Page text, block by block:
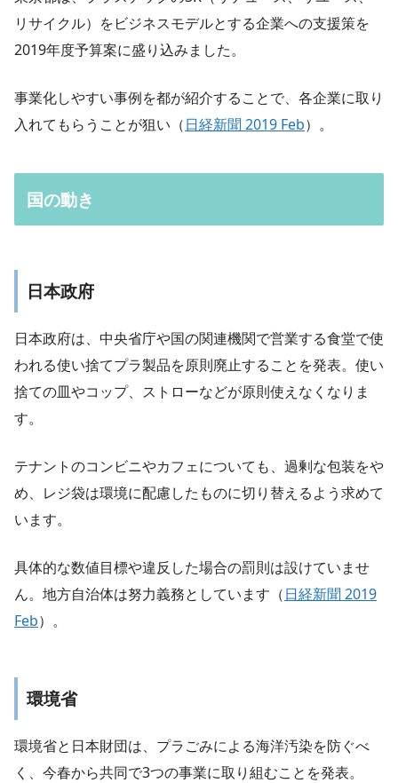
リサイクル）をビジネスモデルとする企業への支援策を
2019年度予算案に盛り込みました。
事業化しやすい事例を都が紹介することで、各企業に取り
入れてもらうことが狙い（日経新聞 2019 Feb）。
国の動き
日本政府
日本政府は、中央省庁や国の関連機関で営業する食堂で使
われる使い捨てプラ製品を原則廃止することを発表。使い
捨ての皿やコップ、ストローなどが原則使えなくなりま
す。
テナントのコンビニやカフェについても、過剰な包装をや
め、レジ袋は環境に配慮したものに切り替えるよう求めて
います。
具体的な数値目標や違反した場合の罰則は設けていませ
ん。地方自治体は努力義務としています（日経新聞 2019
Feb）。
環境省
環境省と日本財団は、プラごみによる海洋汚染を防ぐべ
く、今春から共同で3つの事業に取り組むことを発表。